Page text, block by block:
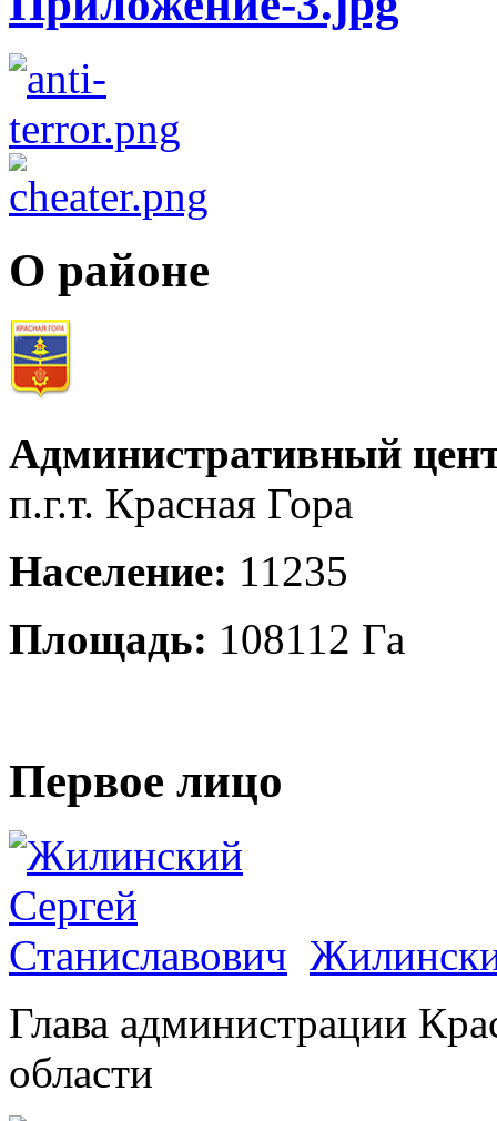
О районе
Административный
п.г.т. Красная Гора
Население: 11235
Площадь: 108112 Га
Первое лицо
Глава администрации
области